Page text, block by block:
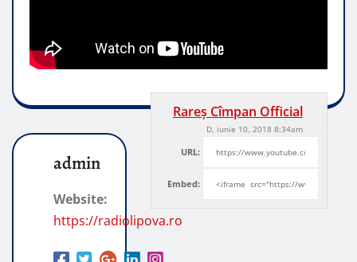
Rareș Cîmpan Official
D, iunie 10, 2018 8:34am
URL:
Embed:
admin
Website:
https://radiolipova.ro